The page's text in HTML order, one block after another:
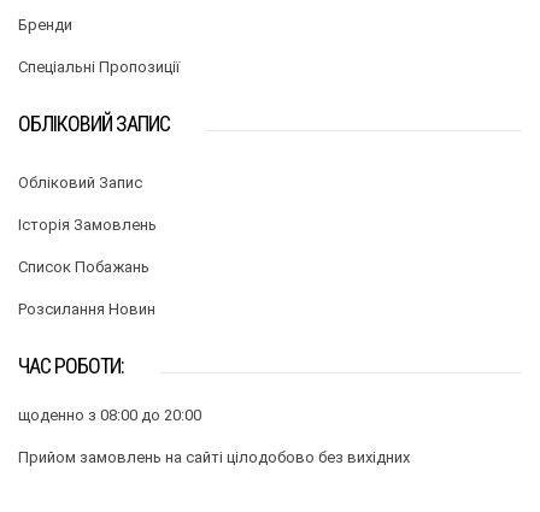
Бренди
Спеціальні Пропозиції
ОБЛІКОВИЙ ЗАПИС
Обліковий Запис
Історія Замовлень
Список Побажань
Розсилання Новин
ЧАС РОБОТИ:
щоденно з 08:00 до 20:00
Прийом замовлень на сайті цілодобово без вихідних